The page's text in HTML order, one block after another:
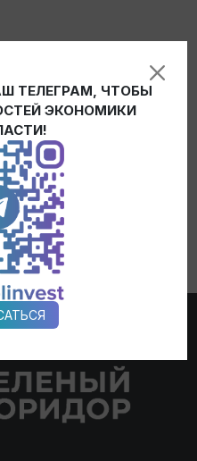
ТЕЛЕГРАМ, ЧТОБЫ
ЭКОНОМИКИ